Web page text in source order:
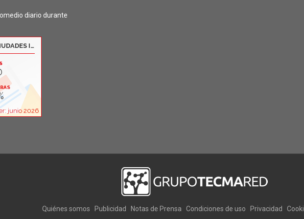
diario durante
Quiénes somos Publicidad Notas de Prensa Condiciones de uso Privacidad